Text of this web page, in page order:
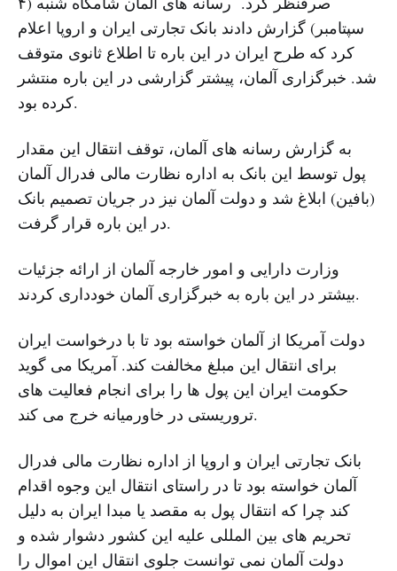
سپتامبر) گزارش دادند بانک تجارتی ایران و اروپا اعلام
کرد که طرح ایران در این باره تا اطلاع ثانوی متوقف
شد. خبرگزاری آلمان، پیشتر گزارشی در این باره منتشر
کرده بود.
به گزارش رسانه های آلمان، توقف انتقال این مقدار
پول توسط این بانک به اداره نظارت مالی فدرال آلمان
(بافین) ابلاغ شد و دولت آلمان نیز در جریان تصمیم بانک
در این باره قرار گرفت.
وزارت دارایی و امور خارجه آلمان از ارائه جزئیات
بیشتر در این باره به خبرگزاری آلمان خودداری کردند.
دولت آمریکا از آلمان خواسته بود تا با درخواست ایران
برای انتقال این مبلغ مخالفت کند. آمریکا می گوید
حکومت ایران این پول ها را برای انجام فعالیت های
تروریستی در خاورمیانه خرج می کند.
بانک تجارتی ایران و اروپا از اداره نظارت مالی فدرال
آلمان خواسته بود تا در راستای انتقال این وجوه اقدام
کند چرا که انتقال پول به مقصد یا مبدا ایران به دلیل
تحریم های بین المللی علیه این کشور دشوار شده و
دولت آلمان نمی توانست جلوی انتقال این اموال را